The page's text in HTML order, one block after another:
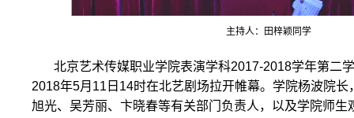
主持人：田梓颖同学
北京艺术传媒职业学院表演学科2017-2018学年第二
2018年5月11日14时在北艺剧场拉开帷幕。学院杨波院
旭光、吴芳丽、卞晓春等有关部门负责人，以及学院师生